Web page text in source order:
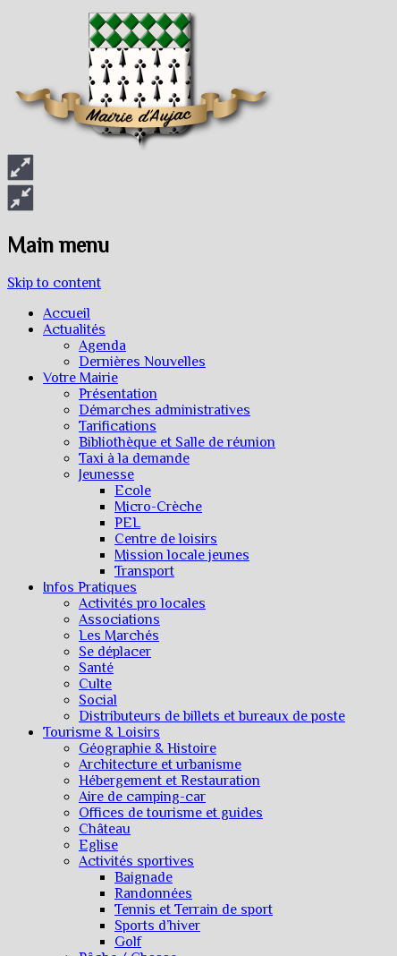
Main menu
Skip to content
Accueil
Actualités
Agenda
Dernières Nouvelles
Votre Mairie
Présentation
Démarches administratives
Tarifications
Bibliothèque et Salle de réunion
Taxi à la demande
Jeunesse
Ecole
Micro-Crèche
PEL
Centre de loisirs
Mission locale jeunes
Transport
Infos Pratiques
Activités pro locales
Associations
Les Marchés
Se déplacer
Santé
Culte
Social
Distributeurs de billets et bureaux de poste
Tourisme & Loisirs
Géographie & Histoire
Architecture et urbanisme
Hébergement et Restauration
Aire de camping-car
Offices de tourisme et guides
Château
Eglise
Activités sportives
Baignade
Randonnées
Tennis et Terrain de sport
Sports d’hiver
Golf